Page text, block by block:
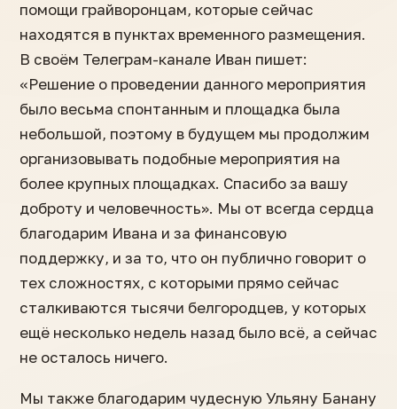
помощи грайворонцам, которые сейчас
находятся в пунктах временного размещения.
В своём Телеграм-канале Иван пишет:
«Решение о проведении данного мероприятия
было весьма спонтанным и площадка была
небольшой, поэтому в будущем мы продолжим
организовывать подобные мероприятия на
более крупных площадках. Спасибо за вашу
доброту и человечность». Мы от всегда сердца
благодарим Ивана и за финансовую
поддержку, и за то, что он публично говорит о
тех сложностях, с которыми прямо сейчас
сталкиваются тысячи белгородцев, у которых
ещё несколько недель назад было всё, а сейчас
не осталось ничего.
Мы также благодарим чудесную Ульяну Банану